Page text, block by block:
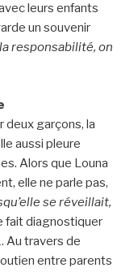
leurs enfants
un souvenir
responsabilité, on
deux garçons, la
aussi pleure
Alors que Louna
elle ne parle pas,
se réveillait,
fait diagnostiquer
Au travers de
entre parents